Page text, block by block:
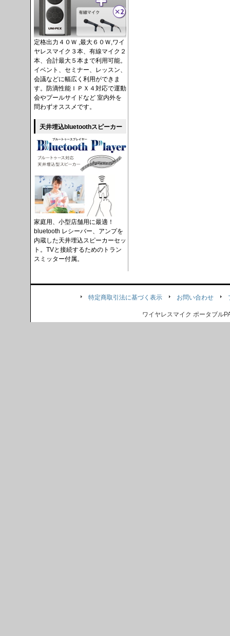
定格出力４０Ｗ ,最大６０Ｗ,ワイ
ヤレスマイク３本、有線マイク２
本、合計最大５本まで利用可能。
イベント、セミナー、レッスン、
会議などに幅広く利用ができま
す。防滴性能ＩＰＸ４対応で運動
会やプールサイドなど 室内外を
問わずオススメです。
天井埋込bluetoothスピーカー
家庭用、小型店舗用に最適！
bluetooth レシーバー、アンプを
内蔵した天井埋込スピーカーセッ
ト。TVと接続するためのトラン
スミッター付属。
特定商取引法に基づく表示 お問い合わせ
ワイヤレスマイク ポータブル